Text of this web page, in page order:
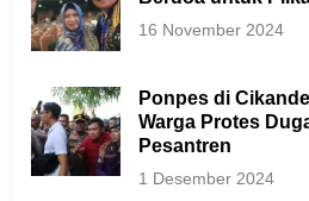
16 November 2024
Ponpes di
Warga Protes
Pesantren
1 Desember 2024